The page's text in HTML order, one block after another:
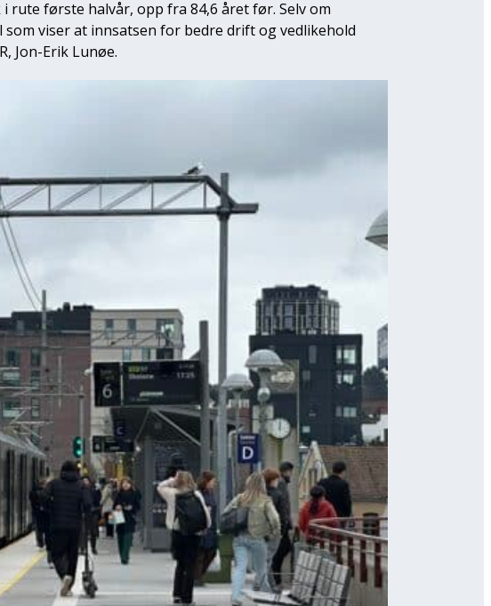
rute første halvår, opp fra 84,6 året før. Selv om
viser at innsatsen for bedre drift og vedlikehold
Jon-Erik Lunøe.